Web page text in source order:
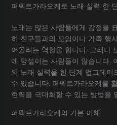
퍼펙트가라오케로 노래 실력 한
노래는 많은 사람들에게 감정을
히 친구들과의 모임이나 가족 행
어올리는 역할을 합니다. 그러나
에 망설이는 사람들이 많습니다.
의 노래 실력을 한 단계 업그레
수 있습니다. 퍼펙트가라오케를
현력을 극대화할 수 있는 방법을
퍼펙트가라오케의 기본 이해